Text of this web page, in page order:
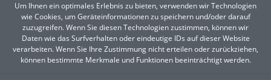
Um Ihnen ein optimales Erlebnis zu bieten, verwenden wir Technologien
wie Cookies, um Geräteinformationen zu speichern und/oder darauf
zuzugreifen. Wenn Sie diesen Technologien zustimmen, können wir
Daten wie das Surfverhalten oder eindeutige IDs auf dieser Website
verarbeiten. Wenn Sie Ihre Zustimmung nicht erteilen oder zurückziehen,
können bestimmte Merkmale und Funktionen beeinträchtigt werden.
UNSERE SPRECHSTUNDEN
Montag:
7:30-12:30 und 14:00-18:30 Uhr
Dienstag:
7:30-12:30 und 14:00-18:30 Uhr